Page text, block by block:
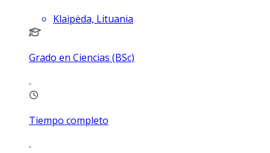
Klaipėda, Lituania
Grado en Ciencias (BSc)
Tiempo completo